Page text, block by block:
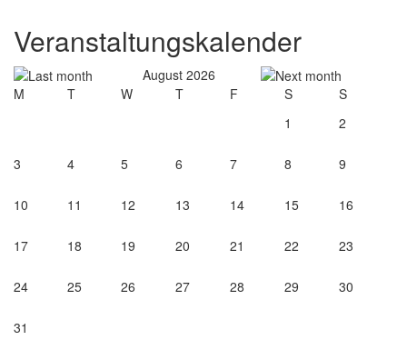
Veranstaltungskalender
August 2026
M
T W T F S
S
1
2
3 4 5 6 7 8 9
10 11 12 13 14 15 16
17 18 19 20 21 22 23
24 25 26 27 28 29 30
31